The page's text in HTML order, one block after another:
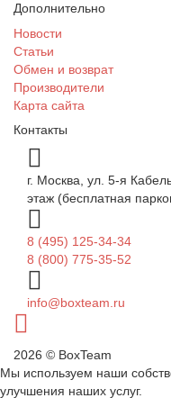
Дополнительно
Новости
Статьи
Обмен и возврат
Производители
Карта сайта
Контакты
г. Москва, ул. 5-я
этаж (бесплатная
8 (495) 125-34-34
8 (800) 775-35-52
info@boxteam.ru
2026 © BoxTeam
Мы используем наши
улучшения наших услуг.